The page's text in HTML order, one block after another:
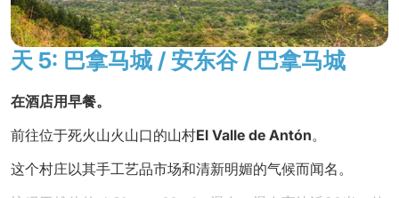
只带到海拔16米的米拉弗洛雷斯湖。
自用晚餐，夜宿酒店。
天 5: 巴拿马城 / 安东谷 / 巴拿马城
在酒店用早餐。
前往位于死火山火山口的山村El Valle de Antón。
这个村庄以其手工艺品市场和清新明媚的气候而闻名。